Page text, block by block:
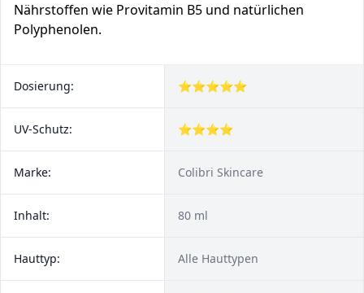
Nährstoffen wie Provitamin B5 und natürlichen
Polyphenolen.
Dosierung: ⭐⭐⭐⭐⭐
UV-Schutz: ⭐⭐⭐⭐
Marke: Colibri Skincare
Inhalt: 80 ml
Hauttyp: Alle Hauttypen